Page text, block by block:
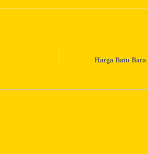
Harga Batu Bara